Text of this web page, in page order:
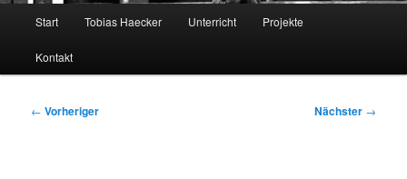
Start Tobias Haecker Unterricht Projekte
Kontakt
Beitragsnavigation
← Vorheriger Nächster →